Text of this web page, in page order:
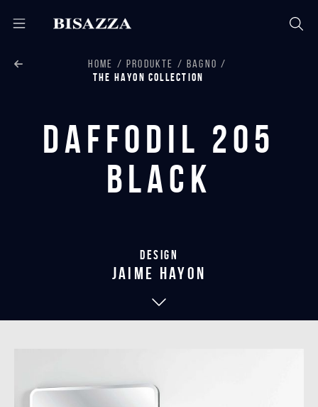
HOME PRODUKTE
BAGNO
THE HAYON COLLECTION
Daffodil 205
Black
Design
jaime hayon